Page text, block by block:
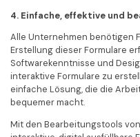
4. Einfache, effektive und
Alle Unternehmen benötigen
Erstellung dieser Formulare
Softwarekenntnisse und
interaktive Formulare zu
einfache Lösung, die die
bequemer macht.
Mit den Bearbeitungstools